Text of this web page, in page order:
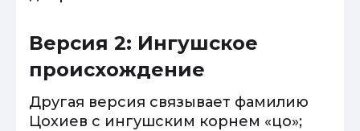
Версия 2: Ингушское
происхождение
Другая версия связывает фамилию
Цохиев с ингушским корнем «цо»;